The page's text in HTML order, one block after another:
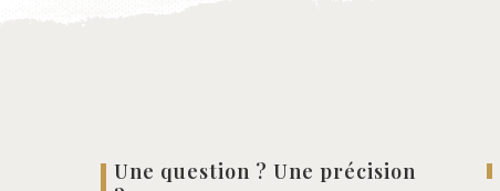
Une question ? Une précision